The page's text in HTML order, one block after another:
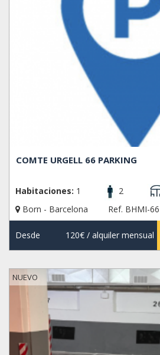
COMTE URGELL 66 PARKING
Habitaciones: 1 2
Born - Barcelona
Ref. BHMI-66
Desde 120€/ alquiler mensual
NUEVO